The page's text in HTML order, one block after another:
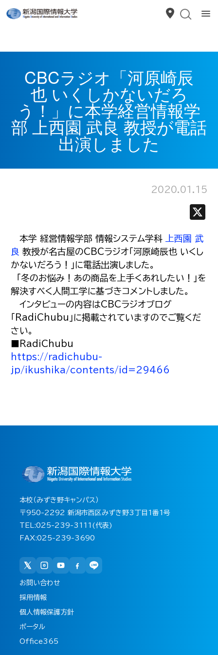
CBCラジオ「河原崎辰
也 いくしかないだろ
う！」に本学経営情報学
部 上西園 武良 教授が電話
出演しました
2020.01.15
本学 経営情報学部 情報システム学科
上西園 武
良 教授が名古屋のCBCラジオ「河原崎辰也 いくし
かないだろう！」に電話出演しました。
「冬のお悩み！あの商品を上手くあれしたい！」を
解決すべく人間工学に基づきコメントしました。
インタビューの内容はCBCラジオブログ
「RadiChubu」に掲載されていますのでご覧くだ
さい。
■RadiChubu
https://radichubu-
jp/ikushika/contents/id=29466
本校（みずき野キャンパス）
〒950-2292 新潟市西区みずき野3丁目1番1号
TEL:025-239-3111(代表)
FAX:025-239-3690
お問い合わせ
採用情報
個人情報保護方針
ポータル
Office365